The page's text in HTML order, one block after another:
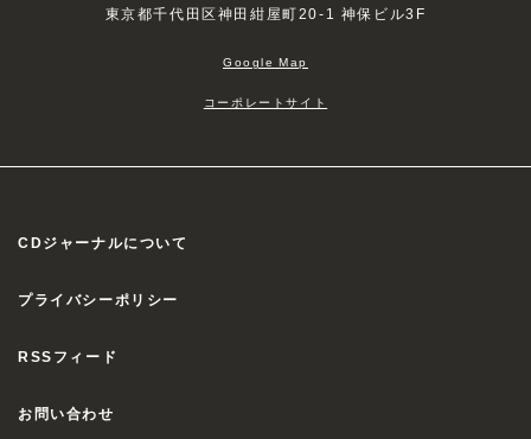
東京都千代田区神田紺屋町20-1 神保ビル3F
Google Map
コーポレートサイト
CDジャーナルについて
プライバシーポリシー
RSSフィード
お問い合わせ